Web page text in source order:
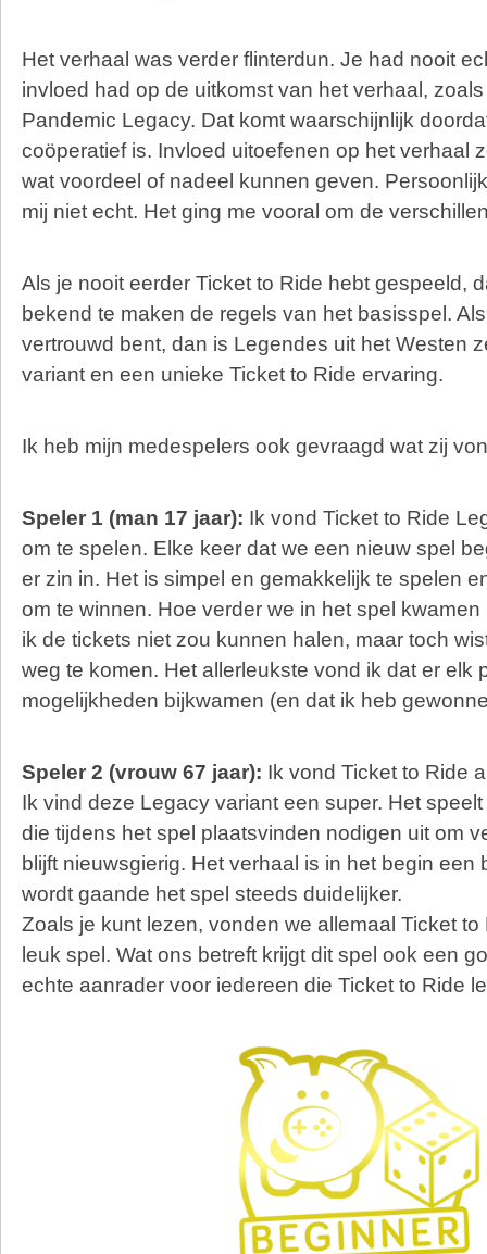
Het verhaal was verder flinterdun. Je had nooit
invloed had op de uitkomst van het verhaal,
Pandemic Legacy. Dat komt waarschijnlijk
coöperatief is. Invloed uitoefenen op het verhaal
wat voordeel of nadeel kunnen geven.
mij niet echt. Het ging me vooral om de
Als je nooit eerder Ticket to Ride hebt gespeeld,
bekend te maken de regels van het basisspel.
vertrouwd bent, dan is Legendes uit het Westen
variant en een unieke Ticket to Ride ervaring.
Ik heb mijn medespelers ook gevraagd wat zij
Speler 1 (man 17 jaar): Ik vond Ticket to Ride
om te spelen. Elke keer dat we een nieuw spel
er zin in. Het is simpel en gemakkelijk te spelen
om te winnen. Hoe verder we in het spel
ik de tickets niet zou kunnen halen, maar toch
weg te komen. Het allerleukste vond ik dat er elk
mogelijkheden bijkwamen (en dat ik heb
Speler 2 (vrouw 67 jaar): Ik vond Ticket to Ride
Ik vind deze Legacy variant een super. Het
die tijdens het spel plaatsvinden nodigen uit om
blijft nieuwsgierig. Het verhaal is in het begin een
wordt gaande het spel steeds duidelijker.
Zoals je kunt lezen, vonden we allemaal Ticket
leuk spel. Wat ons betreft krijgt dit spel ook een
echte aanrader voor iedereen die Ticket to Ride